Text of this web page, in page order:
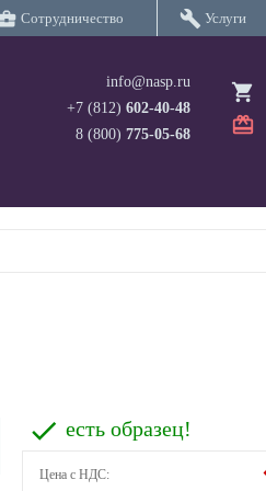
Сотрудничество build Услуги
info@nasp.ru
+7 (812) 602-40-48
8 (800) 775-05-68
есть образец!
Цена с НДС: